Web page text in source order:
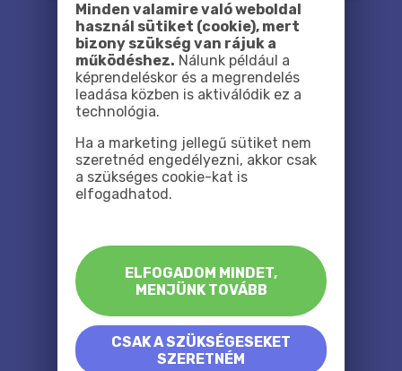
Minden valamire való weboldal
használ sütiket (cookie), mert
bizony szükség van rájuk a
működéshez. Nálunk például a
képrendeléskor és a megrendelés
leadása közben is aktiválódik ez a
technológia.
Ha a marketing jellegű sütiket nem
szeretnéd engedélyezni, akkor csak
a szükséges cookie-kat is
elfogadhatod.
ELFOGADOM MINDET,
MENJÜNK TOVÁBB
CSAK A SZÜKSÉGESEKET
SZERETNÉM